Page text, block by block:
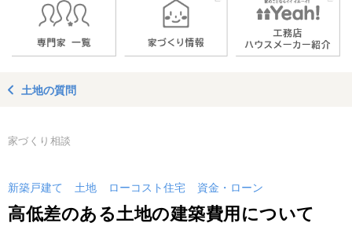
土地の質問
家づくり相談
新築戸建て 土地 ローコスト住宅 資金・ローン
高低差のある土地の建築費用について